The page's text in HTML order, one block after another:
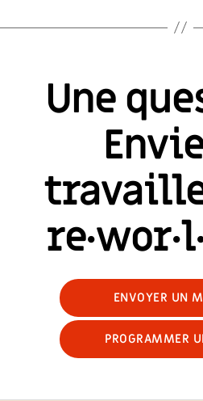
Une
ENVOYER UN
PROGRAMMER